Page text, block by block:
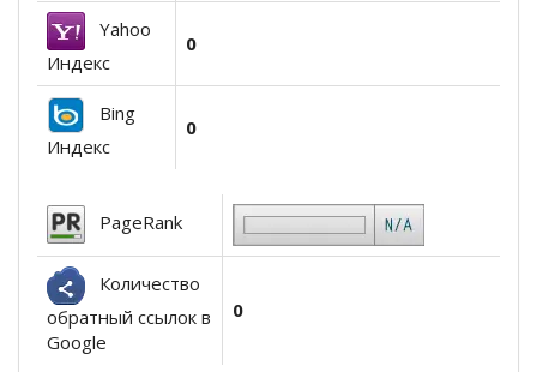
Yahoo
Индекс
0
Bing
Индекс
0
PageRank
Количество
обратный ссылок в
Google
0